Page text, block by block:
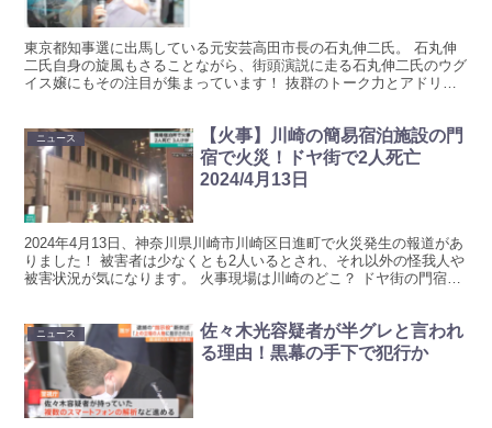
東京都知事選に出馬している元安芸高田市長の石丸伸二氏。 石丸伸
二氏自身の旋風もさることながら、街頭演説に走る石丸伸二氏のウグ
イス嬢にもその注目が集まっています！ 抜群のトーク力とアドリブ
ニュース
【火事】川崎の簡易宿泊施設の門
宿で火災！ドヤ街で2人死亡
2024/4月13日
2024年4月13日、神奈川県川崎市川崎区日進町で火災発生の報道があ
りました！ 被害者は少なくとも2人いるとされ、それ以外の怪我人や
被害状況が気になります。 火事現場は川崎のどこ？ ドヤ街の門宿は
ニュース
佐々木光容疑者が半グレと言われ
る理由！黒幕の手下で犯行か